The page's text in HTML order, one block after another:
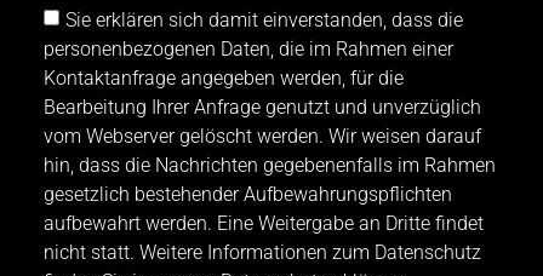
Sie erklären sich damit einverstanden, dass die
personenbezogenen Daten, die im Rahmen einer
Kontaktanfrage angegeben werden, für die
Bearbeitung Ihrer Anfrage genutzt und unverzüglich
vom Webserver gelöscht werden. Wir weisen darauf
hin, dass die Nachrichten gegebenenfalls im Rahmen
gesetzlich bestehender Aufbewahrungspflichten
aufbewahrt werden. Eine Weitergabe an Dritte findet
nicht statt. Weitere Informationen zum Datenschutz